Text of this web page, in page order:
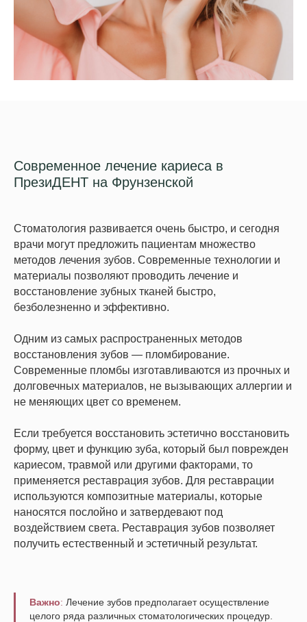
Современное лечение кариеса в
ПрезиДЕНТ на Фрунзенской
Стоматология развивается очень быстро, и сегодня
врачи могут предложить пациентам множество
методов лечения зубов. Современные технологии и
материалы позволяют проводить лечение и
восстановление зубных тканей быстро,
безболезненно и эффективно.
Одним из самых распространенных методов
восстановления зубов — пломбирование.
Современные пломбы изготавливаются из прочных и
долговечных материалов, не вызывающих аллергии и
не меняющих цвет со временем.
Если требуется восстановить эстетично восстановить
форму, цвет и функцию зуба, который был поврежден
кариесом, травмой или другими факторами, то
применяется реставрация зубов. Для реставрации
используются композитные материалы, которые
наносятся послойно и затвердевают под
воздействием света. Реставрация зубов позволяет
получить естественный и эстетичный результат.
Важно: Лечение зубов предполагает осуществление
целого ряда различных стоматологических процедур.